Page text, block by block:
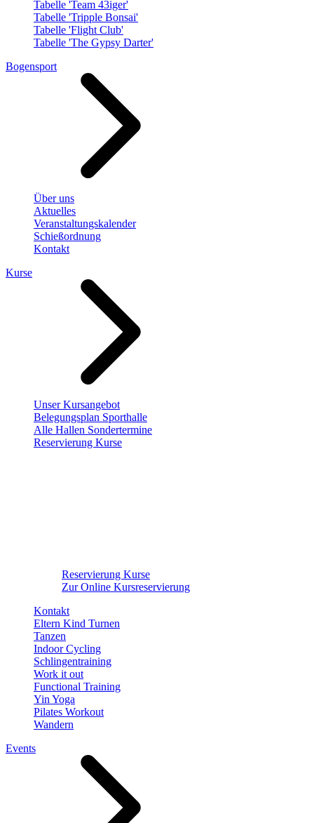
Tabelle 'Team 43iger'
Tabelle 'Tripple Bonsai'
Tabelle 'Flight Club'
Tabelle 'The Gypsy Darter'
Bogensport
Über uns
Aktuelles
Veranstaltungskalender
Schießordnung
Kontakt
Kurse
Unser Kursangebot
Belegungsplan Sporthalle
Alle Hallen Sondertermine
Reservierung Kurse
Reservierung Kurse
Zur Online Kursreservierung
Kontakt
Eltern Kind Turnen
Tanzen
Indoor Cycling
Schlingentraining
Work it out
Functional Training
Yin Yoga
Pilates Workout
Wandern
Events